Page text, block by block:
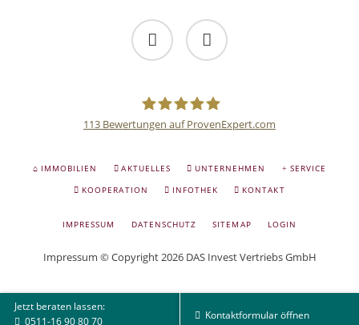
Jetzt beraten lassen:
0511-16 90 80 70
Kontaktformular öffnen
Anlage
und
Investitionen
113 Bewertungen auf ProvenExpert.com
NAVIGATION
IMMOBILIEN AKTUELLES UNTERNEHMEN
SERVICE
KOOPERATION
INFOTHEK KONTAKT
NAVIGATION
IMPRESSUM DATENSCHUTZ SITEMAP LOGIN
Impressum © Copyright 2026 DAS Invest Vertriebs GmbH